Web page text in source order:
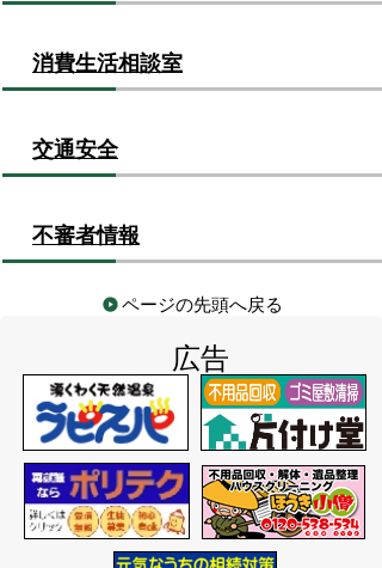
消費生活相談室
交通安全
不審者情報
ページの先頭へ戻る
広告